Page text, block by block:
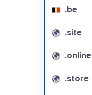
.be
.site
.online
.store